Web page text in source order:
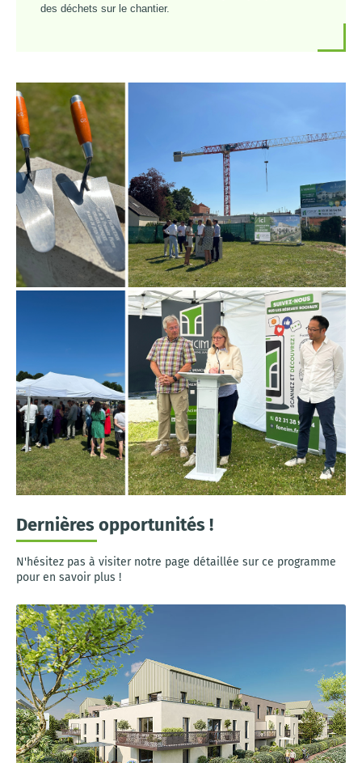
des déchets sur le chantier.
Dernières opportunités !
N'hésitez pas à visiter notre page détaillée sur ce programme
pour en savoir plus !